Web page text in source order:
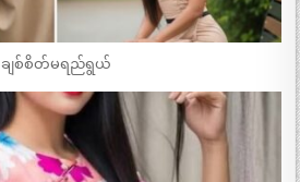
ချစ်စိတ်မရည်ရွယ်